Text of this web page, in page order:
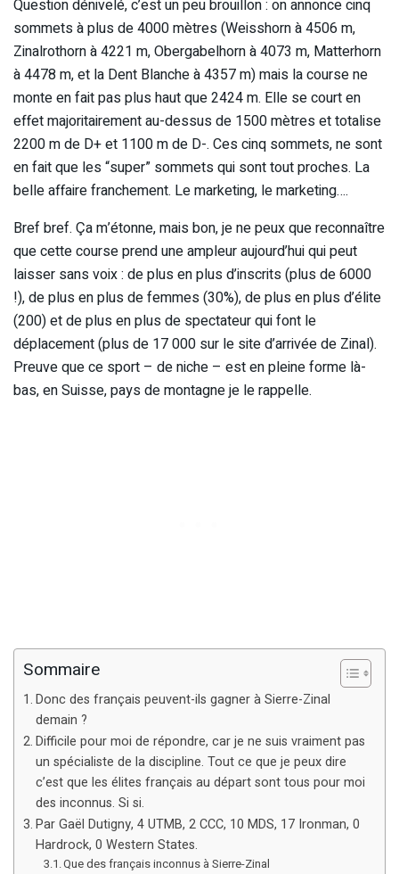
Question dénivelé, c’est un peu brouillon : on annonce cinq
sommets à plus de 4000 mètres (Weisshorn à 4506 m,
Zinalrothorn à 4221 m, Obergabelhorn à 4073 m, Matterhorn
à 4478 m, et la Dent Blanche à 4357 m) mais la course ne
monte en fait pas plus haut que 2424 m. Elle se court en
effet majoritairement au-dessus de 1500 mètres et totalise
2200 m de D+ et 1100 m de D-. Ces cinq sommets, ne sont
en fait que les “super” sommets qui sont tout proches. La
belle affaire franchement. Le marketing, le marketing….
Bref bref. Ça m’étonne, mais bon, je ne peux que reconnaître
que cette course prend une ampleur aujourd’hui qui peut
laisser sans voix : de plus en plus d’inscrits (plus de 6000
!), de plus en plus de femmes (30%), de plus en plus d’élite
(200) et de plus en plus de spectateur qui font le
déplacement (plus de 17 000 sur le site d’arrivée de Zinal).
Preuve que ce sport – de niche – est en pleine forme là-
bas, en Suisse, pays de montagne je le rappelle.
Sommaire
Donc des français peuvent-ils gagner à Sierre-Zinal
demain ?
Difficile pour moi de répondre, car je ne suis vraiment pas
un spécialiste de la discipline. Tout ce que je peux dire
c’est que les élites français au départ sont tous pour moi
des inconnus. Si si.
Par Gaël Dutigny, 4 UTMB, 2 CCC, 10 MDS, 17 Ironman, 0
Hardrock, 0 Western States.
Que des français inconnus à Sierre-Zinal